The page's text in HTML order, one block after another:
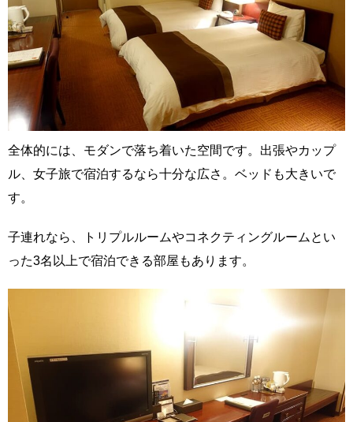
全体的には、モダンで落ち着いた空間です。出張やカップ
ル、女子旅で宿泊するなら十分な広さ。ベッドも大きいで
す。
子連れなら、トリプルルームやコネクティングルームとい
った3名以上で宿泊できる部屋もあります。